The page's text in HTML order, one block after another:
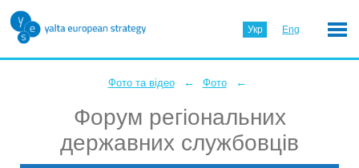
Укр Eng
Фото та відео ← Фото ←
Форум регіональних
державних службовців